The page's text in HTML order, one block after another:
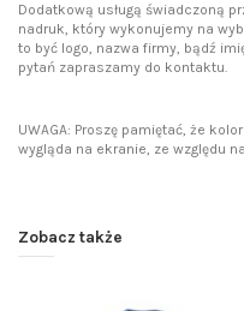
Dodatkową usługą świadczoną
nadruk, który wykonujemy na
to być logo, nazwa firmy, bądź
pytań zapraszamy do kontaktu.
UWAGA: Proszę pamiętać, że
wygląda na ekranie, ze względu
Zobacz także